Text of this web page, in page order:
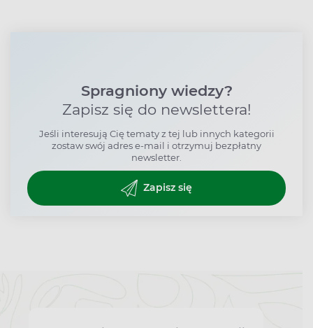
Spragniony wiedzy?
Zapisz się do newslettera!
Jeśli interesują Cię tematy z tej lub innych kategorii
zostaw swój adres e-mail i otrzymuj bezpłatny
newsletter.
Zapisz się